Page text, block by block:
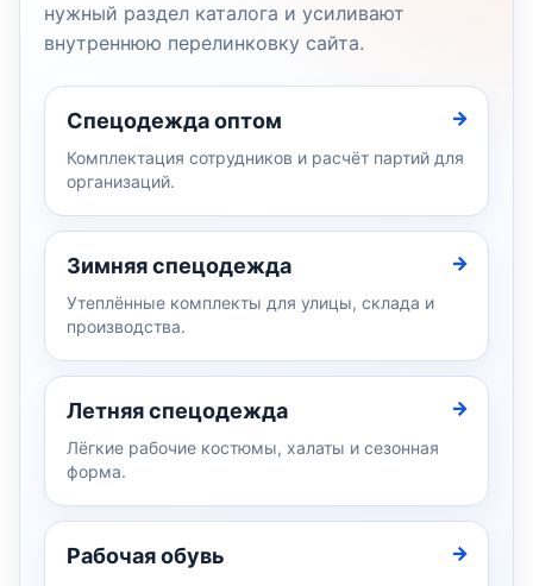
нужный раздел каталога и усиливают
внутреннюю перелинковку сайта.
Спецодежда оптом
Комплектация сотрудников и расчёт партий для
организаций.
Зимняя спецодежда
Утеплённые комплекты для улицы, склада и
производства.
Летняя спецодежда
Лёгкие рабочие костюмы, халаты и сезонная
форма.
Рабочая обувь